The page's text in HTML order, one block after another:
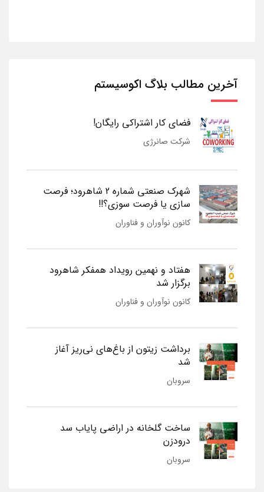
آخرین مطالب بلاگ اکوسیستم
فضای کار اشتراکی رایگان!
شرکت صانرژی
شهرک صنعتی شماره 2 شاهرود؛ فرصت
سازی یا فرصت سوزی؟!!
کانون نوآوران و فناوران
هفتاد و نهمین رویداد همفکر شاهرود
برگزار شد
کانون نوآوران و فناوران
برداشت زیتون از باغ‌های نی‌ریز آغاز
شد
سروبان
ساخت گلخانه در اراضی پایاب سد
درودزن
سروبان